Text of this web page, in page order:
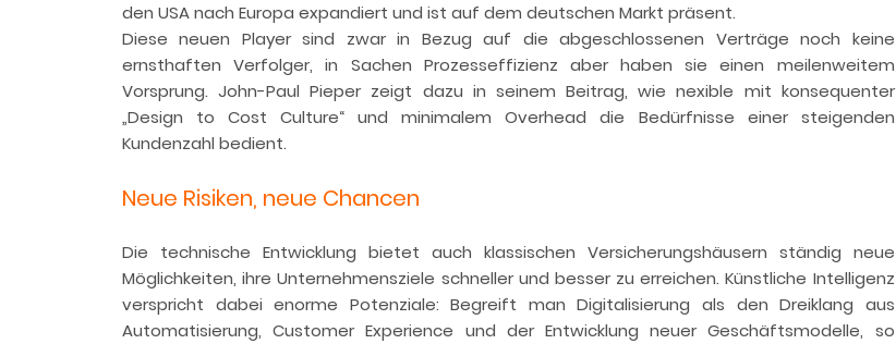
den USA nach Europa expandiert und ist auf dem deutschen Markt präsent.
Diese neuen Player sind zwar in Bezug auf die abgeschlossenen Verträge noch keine
ernsthaften Verfolger, in Sachen Prozesseffizienz aber haben sie einen meilenweitem
Vorsprung. John-Paul Pieper zeigt dazu in seinem Beitrag, wie nexible mit konsequenter
„Design to Cost Culture“ und minimalem Overhead die Bedürfnisse einer steigenden
Kundenzahl bedient.
Neue Risiken, neue Chancen
Die technische Entwicklung bietet auch klassischen Versicherungshäusern ständig neue
Möglichkeiten, ihre Unternehmensziele schneller und besser zu erreichen. Künstliche Intelligenz
verspricht dabei enorme Potenziale: Begreift man Digitalisierung als den Dreiklang aus
Automatisierung, Customer Experience und der Entwicklung neuer Geschäftsmodelle, so